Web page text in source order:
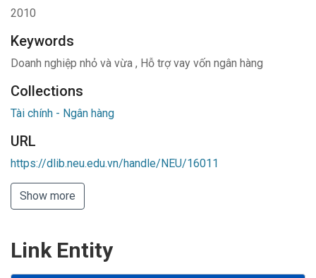
2010
Keywords
Doanh nghiệp nhỏ và vừa , Hỗ trợ vay vốn ngân hàng
Collections
Tài chính - Ngân hàng
URL
https://dlib.neu.edu.vn/handle/NEU/16011
Show more
Link Entity